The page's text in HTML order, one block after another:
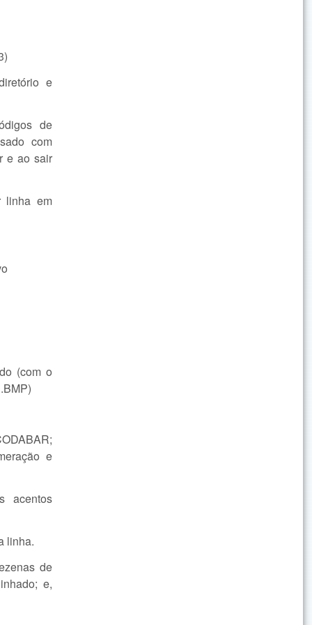
e
de
com
e ao sair
linha em
(com o
e
acentos
linha.
de
e,